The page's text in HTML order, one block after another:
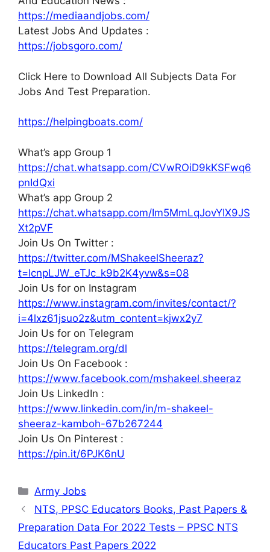
https://mediaandjobs.com/
Latest Jobs And Updates :
https://jobsgoro.com/
Click Here to Download All Subjects Data For
Jobs And Test Preparation.
https://helpingboats.com/
What’s app Group 1
https://chat.whatsapp.com/CVwROiD9kKSFwq6
pnIdQxi
What’s app Group 2
https://chat.whatsapp.com/Im5MmLqJovYIX9JS
Xt2pVF
Join Us On Twitter :
https://twitter.com/MShakeelSheeraz?
t=IcnpLJW_eTJc_k9b2K4yvw&s=08
Join Us for on Instagram
https://www.instagram.com/invites/contact/?
i=4lxz61jsuo2z&utm_content=kjwx2y7
Join Us for on Telegram
https://telegram.org/dl
Join Us On Facebook :
https://www.facebook.com/mshakeel.sheeraz
Join Us LinkedIn :
https://www.linkedin.com/in/m-shakeel-
sheeraz-kamboh-67b267244
Join Us On Pinterest :
https://pin.it/6PJK6nU
Categories
Army Jobs
NTS, PPSC Educators Books, Past Papers &
Preparation Data For 2022 Tests – PPSC NTS
Educators Past Papers 2022